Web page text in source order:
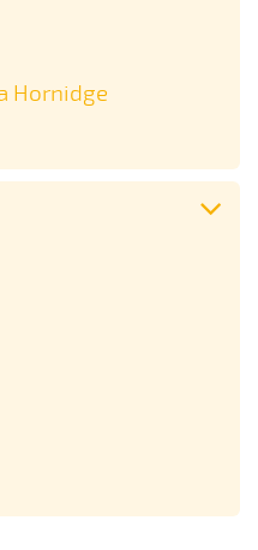
Hornidge